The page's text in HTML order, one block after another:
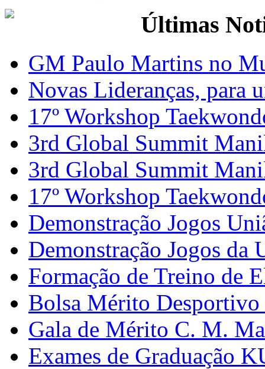
Últimas
GM Paulo Martins no
Novas Lideranças, para
17º Workshop
3rd Global Summit
3rd Global Summit
17º Workshop
Demonstração Jogos
Demonstração Jogos da
Formação de Treino de
Bolsa Mérito
Gala de Mérito C. M.
Exames de Graduação